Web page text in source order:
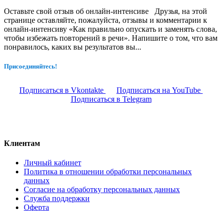
Оставьте свой отзыв об онлайн-интенсиве Друзья, на этой
странице оставляйте, пожалуйста, отзывы и комментарии к
онлайн-интенсиву «Как правильно опускать и заменять слова,
чтобы избежать повторений в речи». Напишите о том, что вам
понравилось, каких вы результатов вы...
Присоединяйтесь!
Подписаться в Vkontakte
Подписаться на YouTube
Подписаться в Telegram
Клиентам
Личный кабинет
Политика в отношении обработки персональных
данных
Согласие на обработку персональных данных
Служба поддержки
Оферта